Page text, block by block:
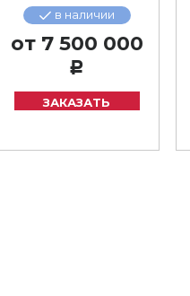
в наличии
от 7 500 000
Р
ЗАКАЗАТЬ